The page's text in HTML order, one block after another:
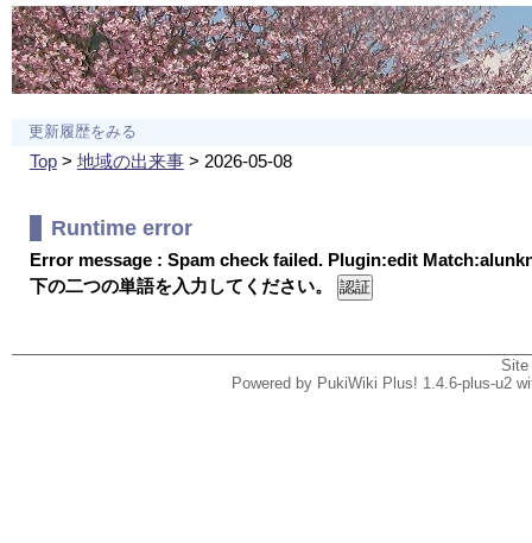
更新履歴をみる
Top> 地域の出来事> 2026-05-08
Runtime error
Error message : Spam check failed. Plugin:edit
下の二つの単語を入力してください。
Powered by PukiWiki Plus! 1.4.6-plus-u2